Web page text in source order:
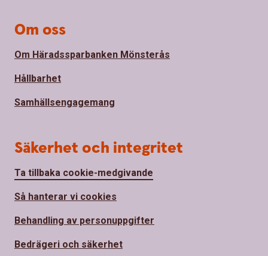
Om oss
Om Häradssparbanken Mönsterås
Hållbarhet
Samhällsengagemang
Säkerhet och integritet
Ta tillbaka cookie-medgivande
Så hanterar vi cookies
Behandling av personuppgifter
Bedrägeri och säkerhet